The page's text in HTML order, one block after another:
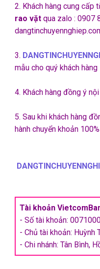
2. Khách hàng cung cấp
rao vặt qua zalo : 0907
3.
mẫu cho quý khách hàng
4. Khách hàng đồng ý
5. Sau khi khách hàng
hành chuyển khoản
Tài khoản
- Số tài khoản:
- Chủ tài khoản: Huỳnh
- Chi nhánh: Tân Bình,